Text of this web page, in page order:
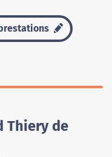
Thiery de